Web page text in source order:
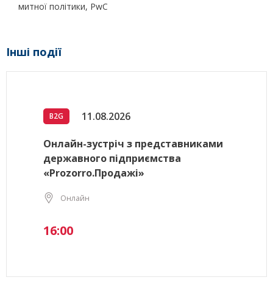
митної політики, PwC
Інші події
B2G 11.08.2026
Онлайн-зустріч з представниками
державного підприємства
«Prozorro.Продажі»
Онлайн
16:00